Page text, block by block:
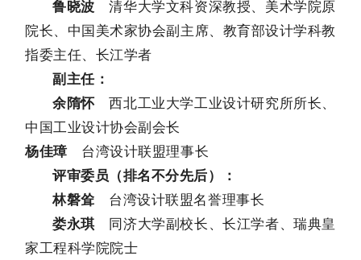
鲁晓波清华大学文科资深教授、美术学院原
院长、中国美术家协会副主席、教育部设计学科教
指委主任、长江学者
副主任：
余隋怀西北工业大学工业设计研究所所长、
中国工业设计协会副会长
杨佳璋 台湾设计联盟理事长
评审委员（排名不分先后）：
林磐耸 台湾设计联盟名誉理事长
娄永琪 同济大学副校长、长江学者、瑞典皇
家工程科学院院士